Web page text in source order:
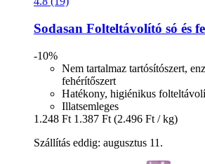
Sodasan Folteltávolító só és
-10%
Nem tartalmaz tartósítószert,
fehérítőszert
Hatékony, higiénikus
Illatsemleges
1.248 Ft 1.387 Ft (2.496 Ft / kg)
Szállítás eddig: augusztus 11.